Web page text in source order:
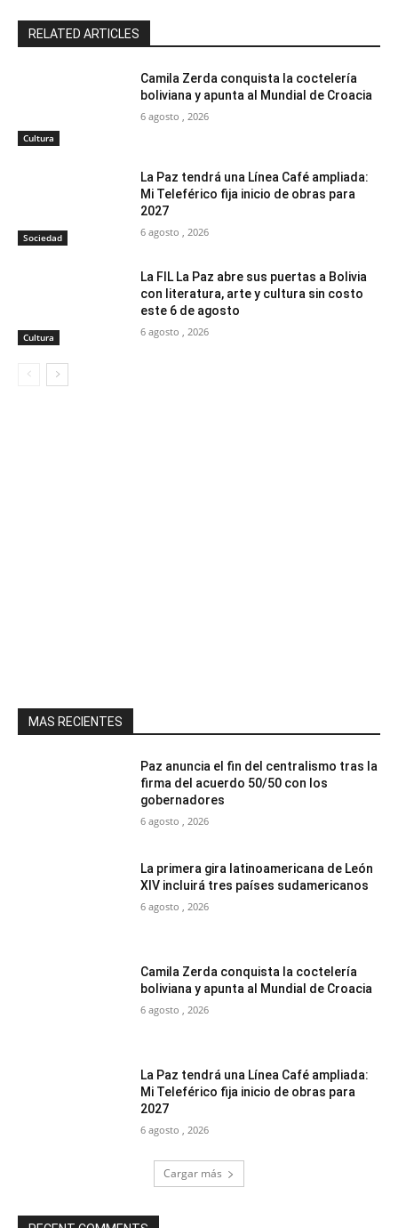
RELATED ARTICLES
Cultura
Camila Zerda conquista la coctelería
boliviana y apunta al Mundial de Croacia
6 agosto , 2026
Sociedad
La Paz tendrá una Línea Café ampliada:
Mi Teleférico fija inicio de obras para
2027
6 agosto , 2026
Cultura
La FIL La Paz abre sus puertas a Bolivia
con literatura, arte y cultura sin costo
este 6 de agosto
6 agosto , 2026
MAS RECIENTES
Paz anuncia el fin del centralismo tras la
firma del acuerdo 50/50 con los
gobernadores
6 agosto , 2026
La primera gira latinoamericana de León
XIV incluirá tres países sudamericanos
6 agosto , 2026
Camila Zerda conquista la coctelería
boliviana y apunta al Mundial de Croacia
6 agosto , 2026
La Paz tendrá una Línea Café ampliada:
Mi Teleférico fija inicio de obras para
2027
6 agosto , 2026
Cargar más